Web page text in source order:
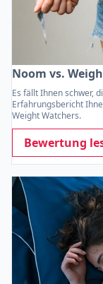
Noom vs.
Es fällt Ihnen schwer,
Erfahrungsbericht
Weight Watchers.
Bewertung